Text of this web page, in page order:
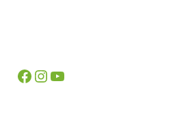
Facebook InstagramYouTube